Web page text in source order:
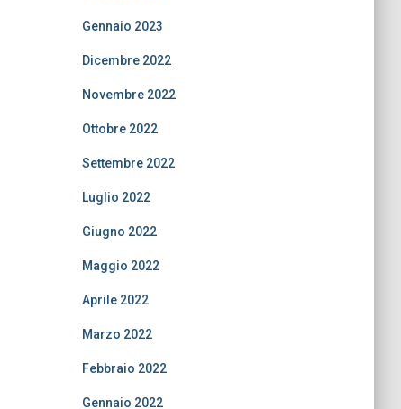
Gennaio 2023
Dicembre 2022
Novembre 2022
Ottobre 2022
Settembre 2022
Luglio 2022
Giugno 2022
Maggio 2022
Aprile 2022
Marzo 2022
Febbraio 2022
Gennaio 2022